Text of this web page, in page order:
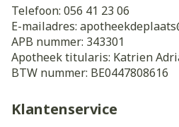
Telefoon: 056 41 23 06
E-mailadres:
APB nummer: 343301
Apotheek titularis: Katrien
BTW nummer: BE0447808616
Klantenservice